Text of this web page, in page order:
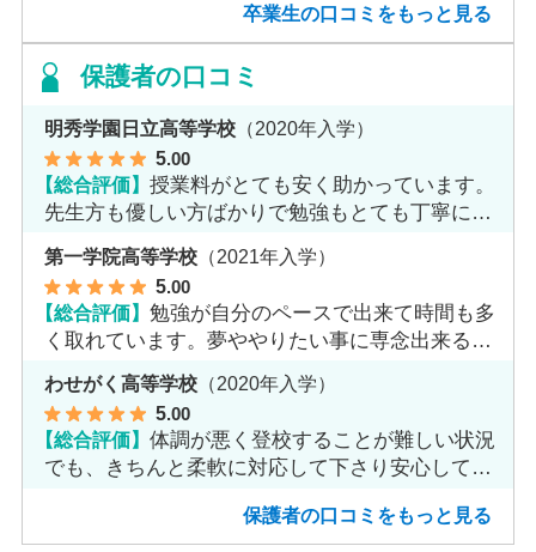
卒業生の口コミをもっと見る
保護者の口コミ
明秀学園日立高等学校 （2020年入学）
5.00
【総合評価】授業料がとても安く助かっています。
先生方も優しい方ばかりで勉強もとても丁寧に教
第一学院高等学校 （2021年入学）
5.00
【総合評価】勉強が自分のペースで出来て時間も多
く取れています。夢ややりたい事に専念出来る点
で良いと思います。
わせがく高等学校 （2020年入学）
5.00
【総合評価】体調が悪く登校することが難しい状況
でも、きちんと柔軟に対応して下さり安心して進
保護者の口コミをもっと見る